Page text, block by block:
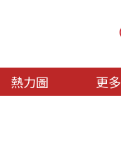
熱力圖 更多